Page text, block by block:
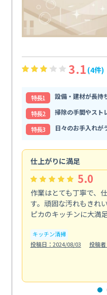
3.1 (4件)
特⻑1
設備・建材が長持
特⻑2
掃除の手間やスト
特⻑3
日々のお手入れが
仕上がりに満足
5.0
作業はとても丁寧で、
す。頑固な汚れもきれ
ピカのキッチンに大満足
キッチン清掃
投稿日：2024/08/03
投稿